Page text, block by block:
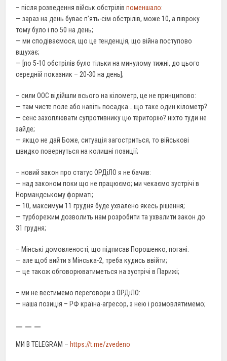
– після розведення військ обстрілівпоменшало:
— зараз на день буває п’ять-сім обстрілів, може 10, а півроку
тому було і по 50 на день;
— ми сподіваємося, що це тенденція, що війна поступово
вщухає;
— [по 5-10 обстрілів було тільки на минулому тижні, до цього
середній показник – 20-30 на день];
– сили ООС відійшли всього на кілометр, це не принципово:
— там чисте поле або навіть посадка… що таке один кілометр?
— сенс захоплювати супротивнику цю територію? ніхто туди не
зайде;
— якщо не дай Боже, ситуація загостриться, то військові
швидко повернуться на колишні позиції;
– новий закон про статус ОРДіЛО я не бачив:
— над законом поки що не працюємо; ми чекаємо зустрічі в
Нормандському форматі;
— 10, максимум 11 грудня буде ухвалено якесь рішення;
— турборежим дозволить нам розробити та ухвалити закон до
31 грудня;
– Мінські домовленості, що підписав Порошенко, погані:
— але щоб вийти з Мінська-2, треба кудись ввійти;
— це також обговорюватиметься на зустрічі в Парижі;
– ми не вестимемо переговори з ОРДіЛО:
— наша позиція – РФ країна-агресор, з нею і розмовлятимемо;
— — —
МИ В TELEGRAM – https://t.me/zvedeno